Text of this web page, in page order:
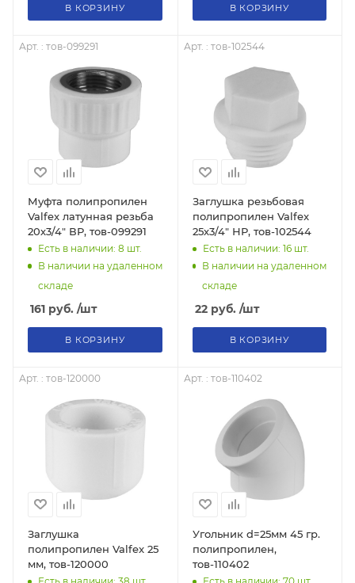
В КОРЗИНУ В КОРЗИНУ
Арт. : тов-099291
Муфта полипропилен
Valfex латунная резьба
20х3/4" ВР, тов-099291
Есть в наличии: 8 шт.
В наличии на удаленном
складе
161 руб. /шт
В КОРЗИНУ
Арт. : тов-102544
Заглушка резьбовая
полипропилен Valfex
25х3/4" НР, тов-102544
Есть в наличии: 16шт.
В наличии на удаленном
складе
22руб. /шт
В КОРЗИНУ
Арт. : тов-120000
Заглушка
полипропилен Valfex 25
мм, тов-120000
Арт. : тов-110402
Угольник d=25мм 45 гр.
полипропилен,
тов-110402